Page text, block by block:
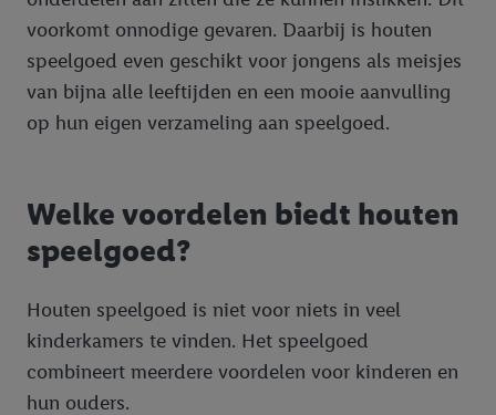
voorkomt onnodige gevaren. Daarbij is houten
speelgoed even geschikt voor jongens als meisjes
van bijna alle leeftijden en een mooie aanvulling
op hun eigen verzameling aan speelgoed.
Welke voordelen biedt houten
speelgoed?
Houten speelgoed is niet voor niets in veel
kinderkamers te vinden. Het speelgoed
combineert meerdere voordelen voor kinderen en
hun ouders.